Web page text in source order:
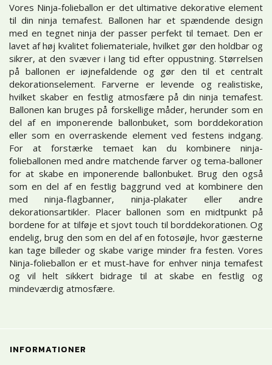
Vores Ninja-folieballon er det ultimative dekorative element
til din ninja temafest. Ballonen har et spændende design
med en tegnet ninja der passer perfekt til temaet. Den er
lavet af høj kvalitet foliemateriale, hvilket gør den holdbar og
sikrer, at den svæver i lang tid efter oppustning. Størrelsen
på ballonen er iøjnefaldende og gør den til et centralt
dekorationselement. Farverne er levende og realistiske,
hvilket skaber en festlig atmosfære på din ninja temafest.
Ballonen kan bruges på forskellige måder, herunder som en
del af en imponerende ballonbuket, som borddekoration
eller som en overraskende element ved festens indgang.
For at forstærke temaet kan du kombinere ninja-
folieballonen med andre matchende farver og tema-balloner
for at skabe en imponerende ballonbuket. Brug den også
som en del af en festlig baggrund ved at kombinere den
med ninja-flagbanner, ninja-plakater eller andre
dekorationsartikler. Placer ballonen som en midtpunkt på
bordene for at tilføje et sjovt touch til borddekorationen. Og
endelig, brug den som en del af en fotosøjle, hvor gæsterne
kan tage billeder og skabe varige minder fra festen. Vores
Ninja-folieballon er et must-have for enhver ninja temafest
og vil helt sikkert bidrage til at skabe en festlig og
mindeværdig atmosfære.
INFORMATIONER